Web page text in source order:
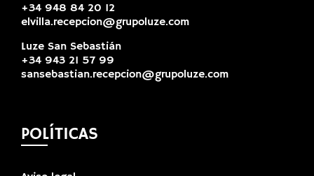
+34 948 84 20 12
elvilla.recepcion@grupoluze.com
Luze San Sebastián
+34 943 21 57 99
sansebastian.recepcion@grupoluze.com
POLÍTICAS